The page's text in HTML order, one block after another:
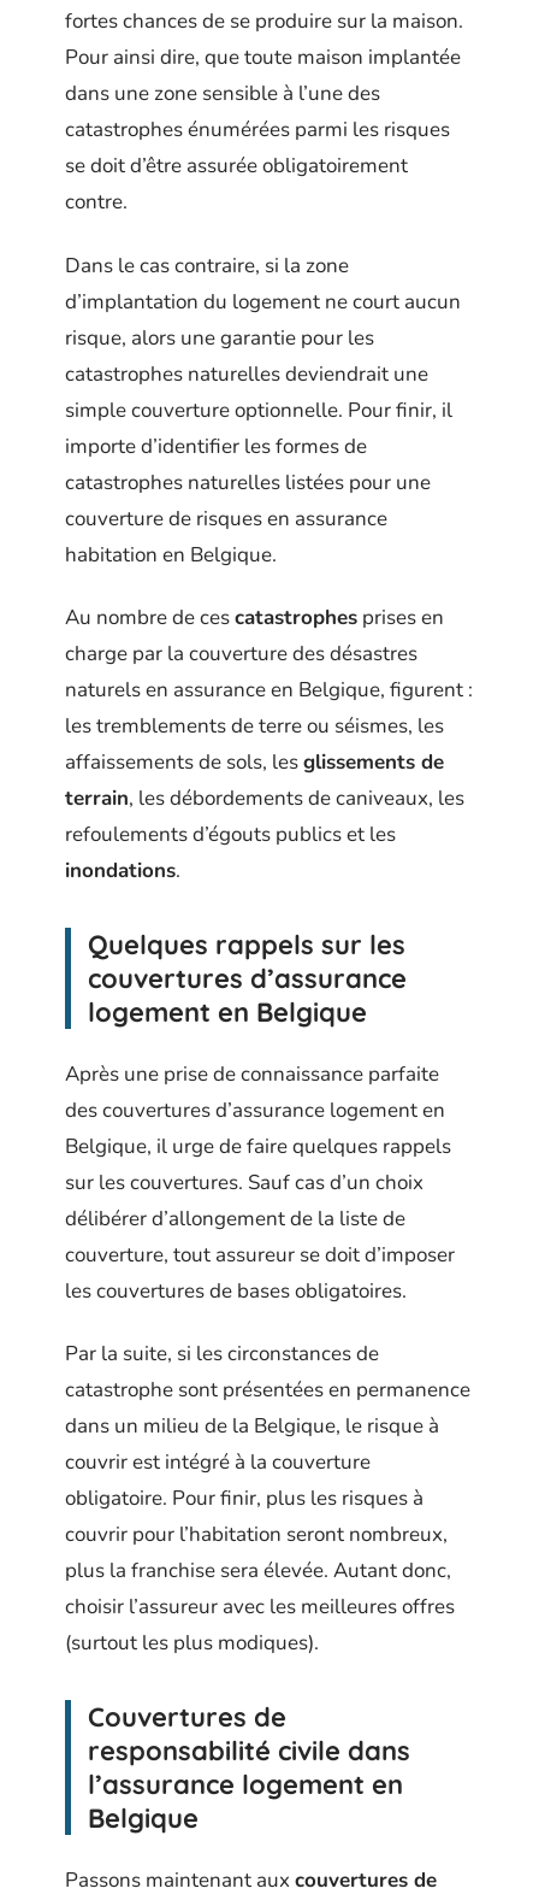
fortes chances de se produire sur la maison.
Pour ainsi dire, que toute maison implantée
dans une zone sensible à l’une des
catastrophes énumérées parmi les risques
se doit d’être assurée obligatoirement
contre.
Dans le cas contraire, si la zone
d’implantation du logement ne court aucun
risque, alors une garantie pour les
catastrophes naturelles deviendrait une
simple couverture optionnelle. Pour finir, il
importe d’identifier les formes de
catastrophes naturelles listées pour une
couverture de risques en assurance
habitation en Belgique.
Au nombre de cescatastrophes prises en
charge par la couverture des désastres
naturels en assurance en Belgique, figurent :
les tremblements de terre ou séismes, les
affaissements de sols, lesglissements de
terrain, les débordements de caniveaux, les
refoulements d’égouts publics et les
inondations.
Quelques rappels sur les
couvertures d’assurance
logement en Belgique
Après une prise de connaissance parfaite
des couvertures d’assurance logement en
Belgique, il urge de faire quelques rappels
sur les couvertures. Sauf cas d’un choix
délibérer d’allongement de la liste de
couverture, tout assureur se doit d’imposer
les couvertures de bases obligatoires.
Par la suite, si les circonstances de
catastrophe sont présentées en permanence
dans un milieu de la Belgique, le risque à
couvrir est intégré à la couverture
obligatoire. Pour finir, plus les risques à
couvrir pour l’habitation seront nombreux,
plus la franchise sera élevée. Autant donc,
choisir l’assureur avec les meilleures offres
(surtout les plus modiques).
Couvertures de
responsabilité civile dans
l’assurance logement en
Belgique
Passons maintenant aux couvertures de